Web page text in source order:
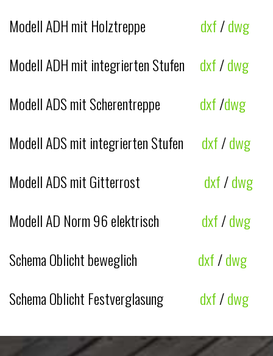
Modell ADH mit Holztreppe dxf/dwg
Modell ADH mit integrierten Stufen dxf/dwg
Modell ADS mit Scherentreppe dxf/dwg
Modell ADS mit integrierten Stufen dxf/dwg
Modell ADS mit Gitterrost dxf/dwg
Modell AD Norm 96 elektrisch dxf/dwg
Schema Oblicht beweglich dxf/dwg
Schema Oblicht Festverglasung dxf/dwg